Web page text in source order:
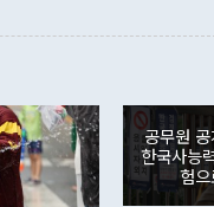
관은 업무보고 사후
이 9월 러시아 블라디
며 "정부 차원에서 (
은 "그것은 외교부의
잘랐다. 정 장관이 이
않았다는 점에서 문
는 배당수입이 늘어
였던 올해 3월(369억
인의 해외투자가 80
각각 증가했다. 증권
국인의 국내 주식 투
감소하며 전월(-310
공무원
한국사능
험